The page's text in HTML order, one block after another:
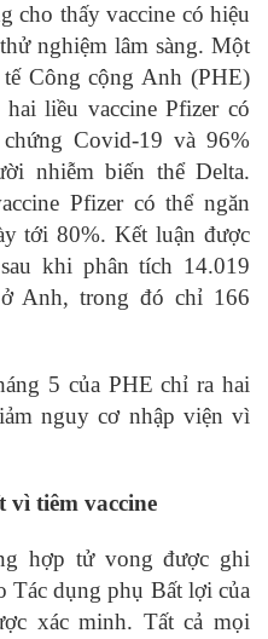
cho thấy vaccine có hiệu
nghiệm lâm sàng. Một
Công cộng Anh (PHE)
liều vaccine Pfizer có
Covid-19 và 96%
nhiễm biến thể Delta.
Pfizer có thể ngăn
tới 80%. Kết luận được
khi phân tích 14.019
Anh, trong đó chỉ 166
5 của PHE chỉ ra hai
nguy cơ nhập viện vì
vì tiêm vaccine
hợp tử vong được ghi
Tác dụng phụ Bất lợi của
xác minh. Tất cả mọi